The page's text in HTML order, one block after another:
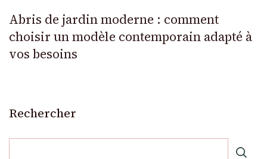
Abris de jardin moderne : comment
choisir un modèle contemporain adapté à
vos besoins
Rechercher